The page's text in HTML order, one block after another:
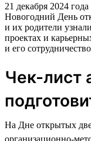
21 декабря 2024
Новогодний День
и их родители
проектах и
и его
Чек-лист
На Дне открытых
организационно-